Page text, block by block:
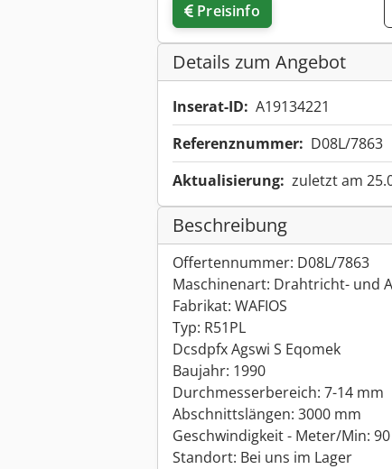
Preisinfo
Details zum Angebot
Inserat-ID: A19134221
Referenznummer: D08L/7863
Aktualisierung: zuletzt am
Beschreibung
Offertennummer: D08L/7863
Maschinenart: Drahtricht- und
Fabrikat: WAFIOS
Typ: R51PL
Dcsdpfx Agswi S Eqomek
Baujahr: 1990
Durchmesserbereich: 7-14 mm
Abschnittslängen: 3000 mm
Geschwindigkeit - Meter/Min: 90
Standort: Bei uns im Lager